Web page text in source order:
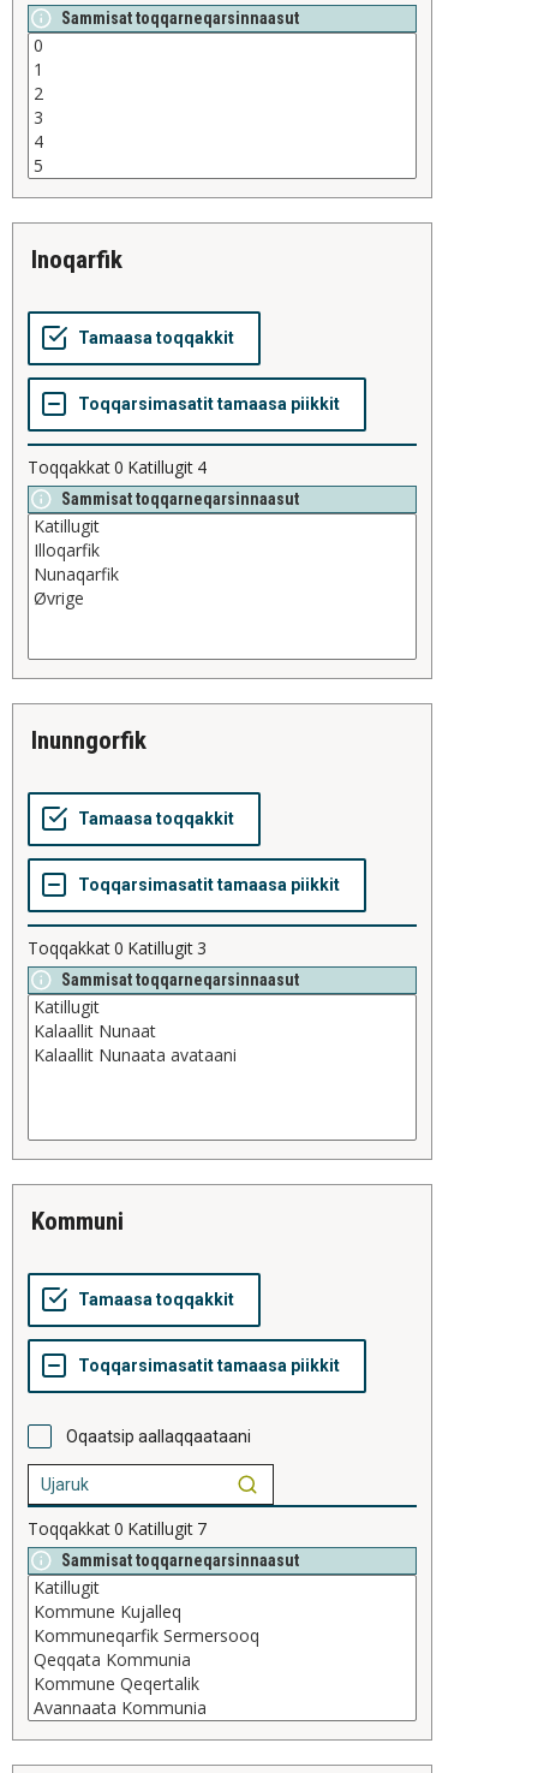
Sammisat toqqarneqarsinnaasut
inoqarfik
Toqqakkat0 Katillugit 4
Sammisat toqqarneqarsinnaasut
inunngorfik
Toqqakkat0 Katillugit3
Sammisat toqqarneqarsinnaasut
kommuni
Oqaatsip aallaqqaataani
Toqqakkat0 Katillugit 7
Sammisat toqqarneqarsinnaasut